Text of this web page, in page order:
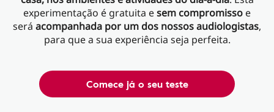
experimentação é gratuita esem compromisso e
será acompanhada por um dos nossos audiologistas,
para que a sua experiência seja perfeita.
Comece já o seu teste